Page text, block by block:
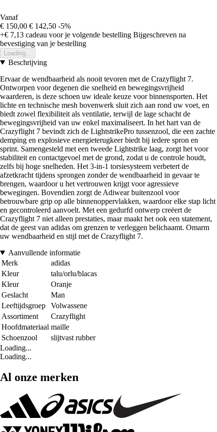
Vanaf
€ 150,00 € 142,50 -5%
+€ 7,13 cadeau voor je volgende bestelling Bijgeschreven na
bevestiging van je bestelling
Loading...
Beschrijving
Ervaar de wendbaarheid als nooit tevoren met de Crazyflight 7.
Ontworpen voor degenen die snelheid en bewegingsvrijheid
waarderen, is deze schoen uw ideale keuze voor binnensporten. Het
lichte en technische mesh bovenwerk sluit zich aan rond uw voet, en
biedt zowel flexibiliteit als ventilatie, terwijl de lage schacht de
bewegingsvrijheid van uw enkel maximaliseert. In het hart van de
Crazyflight 7 bevindt zich de LightstrikePro tussenzool, die een zachte
demping en explosieve energieterugkeer biedt bij iedere spron en
sprint. Samengesteld met een tweede Lightstrike laag, zorgt het voor
stabiliteit en contactgevoel met de grond, zodat u de controle houdt,
zelfs bij hoge snelheden. Het 3-in-1 torsiesysteem verbetert de
afzetkracht tijdens sprongen zonder de wendbaarheid in gevaar te
brengen, waardoor u het vertrouwen krijgt voor agressieve
bewegingen. Bovendien zorgt de Adiwear buitenzool voor
betrouwbare grip op alle binnenoppervlakken, waardoor elke stap licht
en gecontroleerd aanvoelt. Met een gedurfd ontwerp creëert de
Crazyflight 7 niet alleen prestaties, maar maakt het ook een statement,
dat de geest van adidas om grenzen te verleggen belichaamt. Omarm
uw wendbaarheid en stijl met de Crazyflight 7.
Aanvullende informatie
Merk
adidas
Kleur
talu/orlu/blacas
Kleur
Oranje
Geslacht
Man
Leeftijdsgroep
Volwassene
Assortiment
Crazyflight
Hoofdmateriaal maille
Schoenzool
slijtvast rubber
Loading...
Loading...
Al onze merken